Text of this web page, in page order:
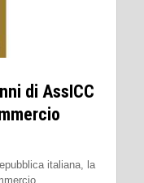
di AssICC
italiana, la